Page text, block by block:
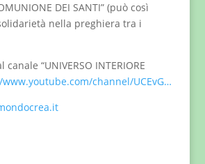
DEI SANTI” (può così
nella preghiera tra i
“UNIVERSO INTERIORE
channel/UCEvG…